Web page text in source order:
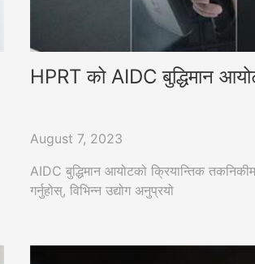
HPRT को AIDC बुद्धिमान
August 7, 2023
AIDC बुद्धिमान आयोटको क्रियान्तिक
गर्नुहोस्, विभिन्न उद्योग अनुप्रयो